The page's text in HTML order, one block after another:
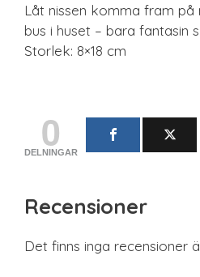
Låt nissen komma fram
bus i huset – bara fantasin
Storlek: 8×18 cm
0
DELNINGAR
Recensioner
Det finns inga recensioner